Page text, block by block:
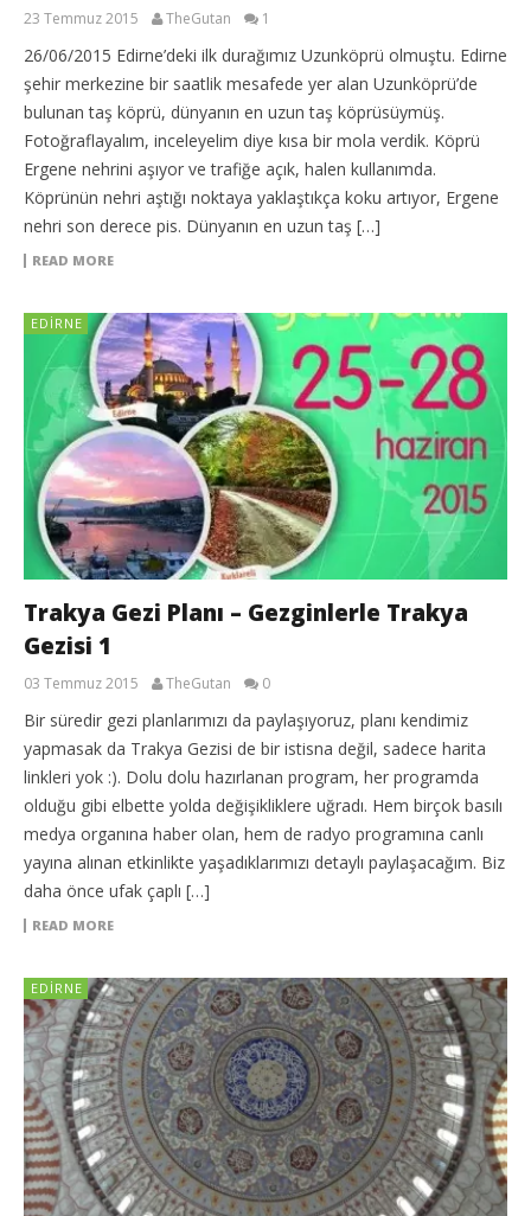
23 Temmuz 2015 TheGutan 1
26/06/2015 Edirne’deki ilk durağımız Uzunköprü olmuştu. Edirne
şehir merkezine bir saatlik mesafede yer alan Uzunköprü’de
bulunan taş köprü, dünyanın en uzun taş köprüsüymüş.
Fotoğraflayalım, inceleyelim diye kısa bir mola verdik. Köprü
Ergene nehrini aşıyor ve trafiğe açık, halen kullanımda.
Köprünün nehri aştığı noktaya yaklaştıkça koku artıyor, Ergene
nehri son derece pis. Dünyanın en uzun taş […]
READ MORE
EDIRNE
Trakya Gezi Planı – Gezginlerle Trakya
Gezisi 1
03 Temmuz 2015 TheGutan 0
Bir süredir gezi planlarımızı da paylaşıyoruz, planı kendimiz
yapmasak da Trakya Gezisi de bir istisna değil, sadece harita
linkleri yok :). Dolu dolu hazırlanan program, her programda
olduğu gibi elbette yolda değişikliklere uğradı. Hem birçok basılı
medya organına haber olan, hem de radyo programına canlı
yayına alınan etkinlikte yaşadıklarımızı detaylı paylaşacağım. Biz
daha önce ufak çaplı […]
READ MORE
EDIRNE